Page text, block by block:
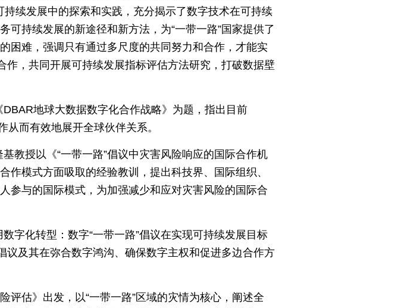
续发展中的探索和实践，充分揭示了数字技术在可持续
可持续发展的新途径和新方法，为“一带一路”国家提供了
困难，强调只有通过多尺度的共同努力和合作，才能实
作，共同开展可持续发展指标评估方法研究，打破数据壁
地球大数据数字化合作战略》为题，指出目前
而有效地展开全球伙伴关系。
教授以《“一带一路”倡议中灾害风险响应的国际合作机
模式方面吸取的经验教训，提出科技界、国际组织、
参与的国际模式，为加强减少和应对灾害风险的国际合
字化转型：数字“一带一路”倡议在实现可持续发展目标
议及其在弥合数字鸿沟、确保数字主权和促进多边合作方
评估》出发，以“一带一路”区域的灾情为核心，阐述全